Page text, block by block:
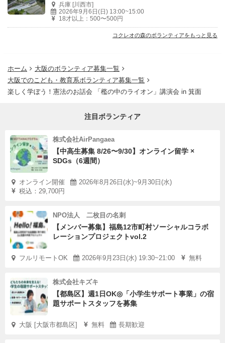
兵庫 [川西市]
2026年9月6日(日) 13:00~15:00
18才以上：500〜500円
コクレオの森のボランティアをもっと見る
ホーム
大阪のボランティア募集一覧
大阪でのこども・教育系ボランティア募集一覧
楽しく学ぼう！憲法のお話会 「檻の中のライオン」講演会 in 箕面
注目ボランティア
株式会社AirPangaea
【中高生募集 8/26〜9/30】オンライン留学 ×
SDGs（6週間）
オンライン開催
2026年8月26日(水)~9月30日(水)
税込：29,700円
NPO法人 二枚目の名刺
【メンバー募集】福島12市町村ソーシャルコラボ
レーションプロジェクトvol.2
フルリモートOK 2026年9月23日(水) 19:30~21:00 無料
株式会社キズキ
【都島区】週1日OK◎「小学生サポート事業」の宿
題サポートスタッフを募集
大阪 [大阪市都島区] 無料 長期歓迎